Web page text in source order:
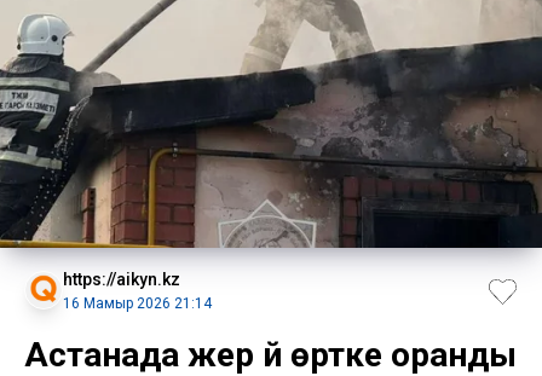
https://aikyn.kz
16 Мамыр 2026 21:14
Астанада жер үй өртке оранды